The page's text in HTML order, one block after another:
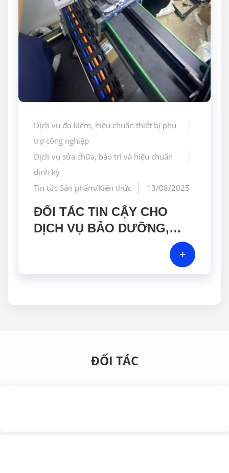
Dịch vụ đo kiểm, hiệu chuẩn thiết bị phụ
trợ công nghiệp
Dịch vụ sửa chữa, bảo trì và hiệu chuẩn
định kỳ
Tin tức Sản phẩm/Kiến thức
13/08/2025
ĐỐI TÁC TIN CẬY CHO
DỊCH VỤ BẢO DƯỠNG,
HIỆU CHUẨN CÁC THIẾT BỊ
+
ĐỐI TÁC